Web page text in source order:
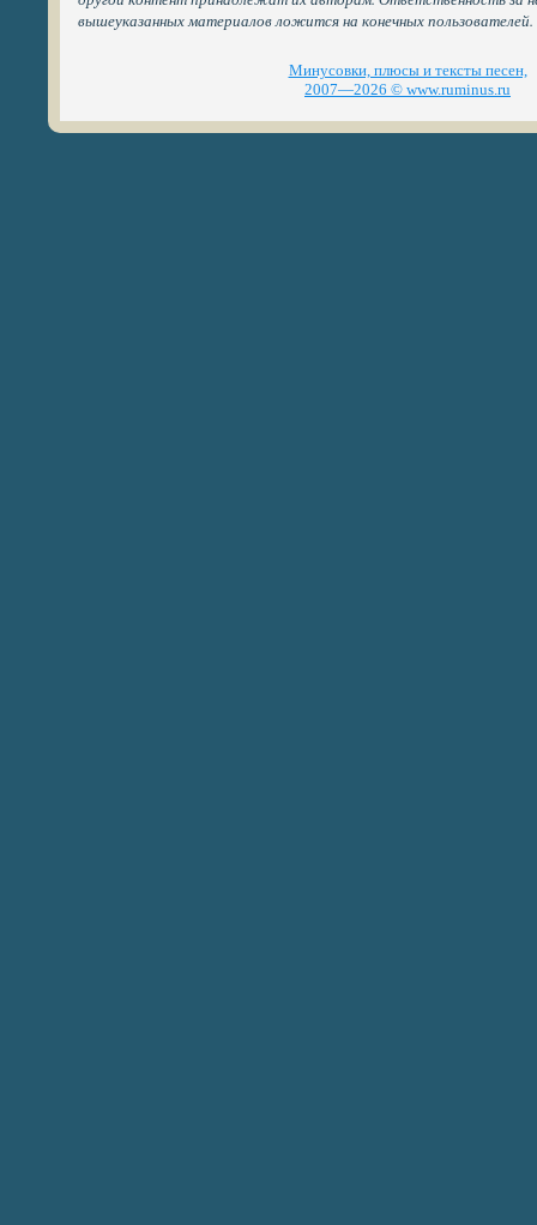
вышеуказанных материалов ложится на конечных пользователей.
Минусовки, плюсы и тексты песен,
2007—2026 © www.ruminus.ru